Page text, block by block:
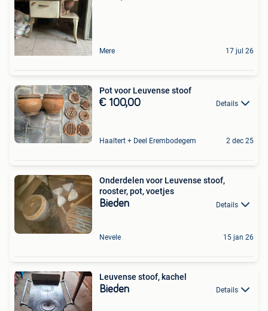
Mere 17 jul 26
Pot voor Leuvense stoof
€ 100,00 Details
Haaltert + Deel Erembodegem 2 dec 25
Onderdelen voor Leuvense stoof,
rooster, pot, voetjes
Bieden Details
Nevele 15 jan 26
Leuvense stoof, kachel
Bieden Details